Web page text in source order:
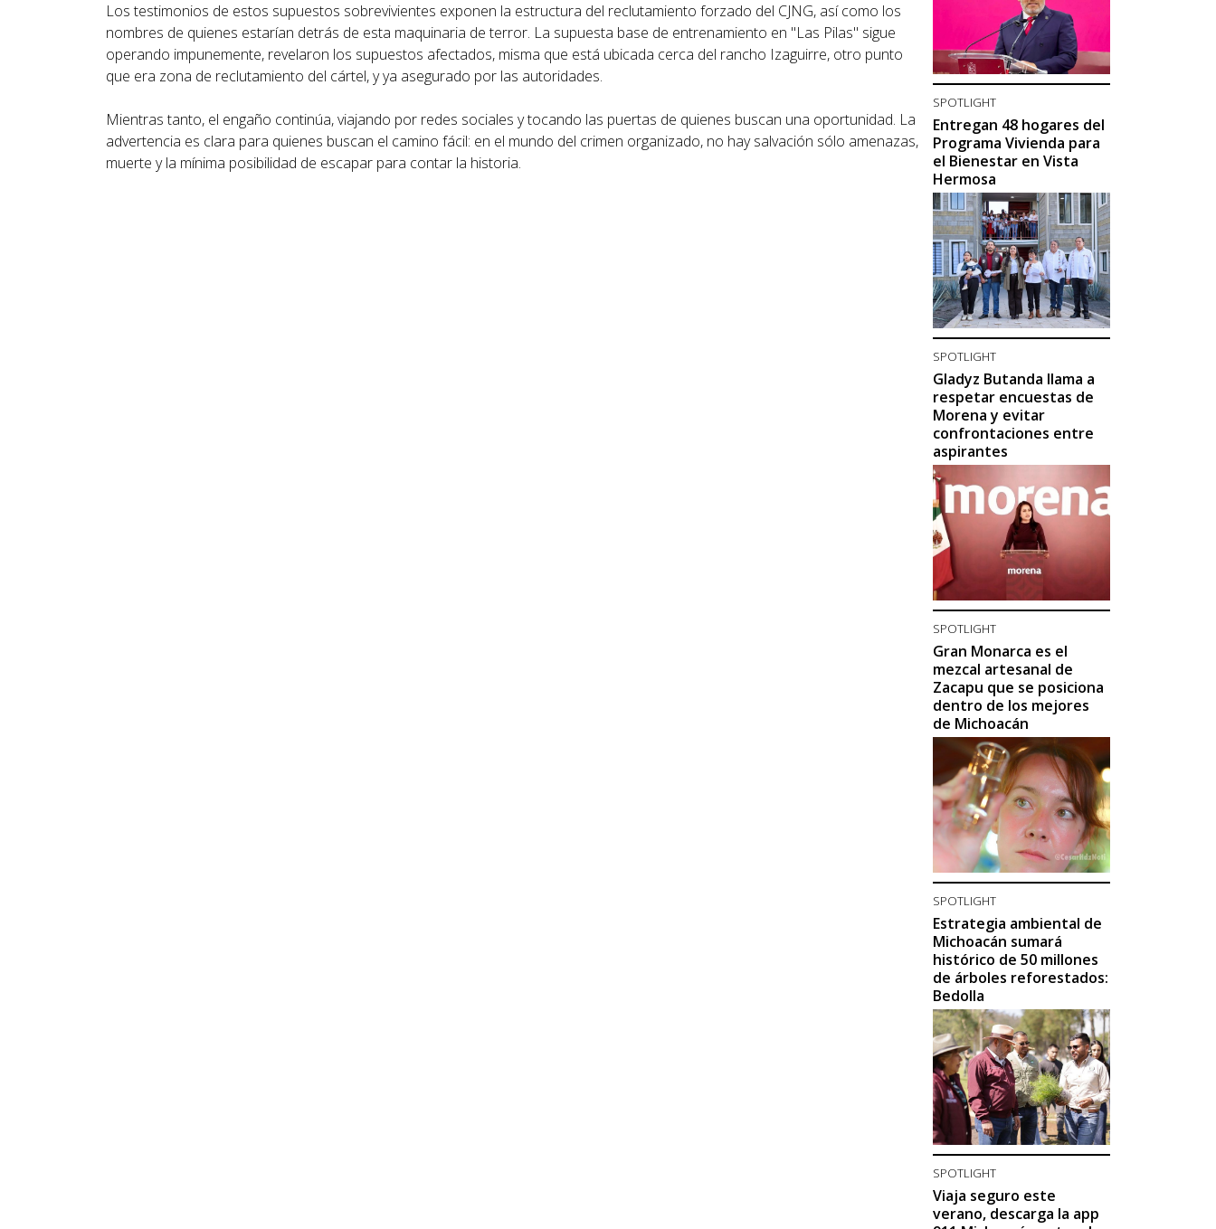
Los testimonios de estos supuestos sobrevivientes exponen la estructura del reclutamiento forzado del CJNG, así como los
nombres de quienes estarían detrás de esta maquinaria de terror. La supuesta base de entrenamiento en "Las Pilas" sigue
operando impunemente, revelaron los supuestos afectados, misma que está ubicada cerca del rancho Izaguirre, otro punto
que era zona de reclutamiento del cártel, y ya asegurado por las autoridades.
Mientras tanto, el engaño continúa, viajando por redes sociales y tocando las puertas de quienes buscan una oportunidad. La
advertencia es clara para quienes buscan el camino fácil: en el mundo del crimen organizado, no hay salvación sólo amenazas,
muerte y la mínima posibilidad de escapar para contar la historia.
SPOTLIGHT
Entregan 48 hogares del
Programa Vivienda para
el Bienestar en Vista
Hermosa
SPOTLIGHT
Gladyz Butanda llama a
respetar encuestas de
Morena y evitar
confrontaciones entre
aspirantes
SPOTLIGHT
Gran Monarca es el
mezcal artesanal de
Zacapu que se posiciona
dentro de los mejores
de Michoacán
SPOTLIGHT
Estrategia ambiental de
Michoacán sumará
histórico de 50 millones
de árboles reforestados:
Bedolla
SPOTLIGHT
Viaja seguro este
verano, descarga la app